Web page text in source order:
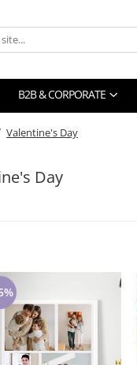
B2B & CORPORATE
Valentine's Day
Day